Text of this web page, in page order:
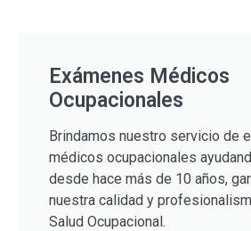
Exámenes Médicos
Ocupacionales
Brindamos nuestro servicio de
médicos ocupacionales
desde hace más de 10 años,
nuestra calidad y
Salud Ocupacional.